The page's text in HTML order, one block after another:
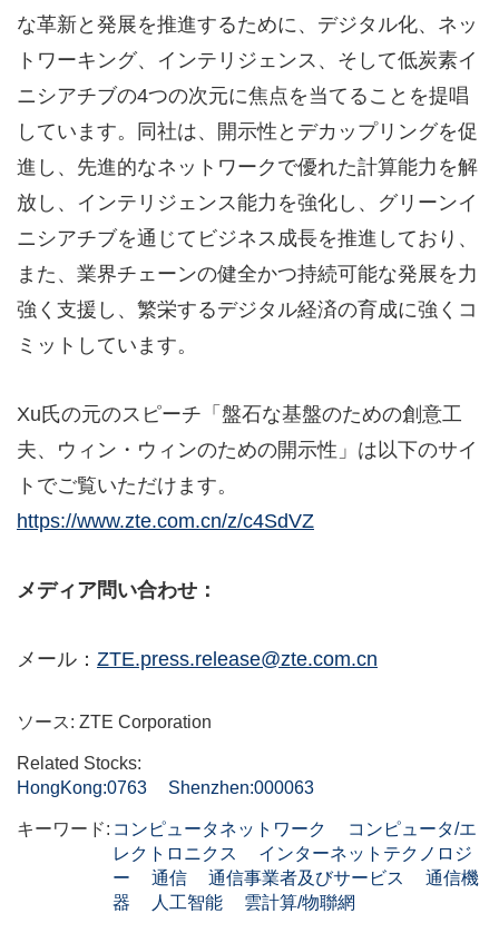
な革新と発展を推進するために、デジタル化、ネッ
トワーキング、インテリジェンス、そして低炭素イ
ニシアチブの4つの次元に焦点を当てることを提唱
しています。同社は、開示性とデカップリングを促
進し、先進的なネットワークで優れた計算能力を解
放し、インテリジェンス能力を強化し、グリーンイ
ニシアチブを通じてビジネス成長を推進しており、
また、業界チェーンの健全かつ持続可能な発展を力
強く支援し、繁栄するデジタル経済の育成に強くコ
ミットしています。
Xu氏の元のスピーチ「盤石な基盤のための創意工
夫、ウィン・ウィンのための開示性」は以下のサイ
トでご覧いただけます。
https://www.zte.com.cn/z/c4SdVZ
メディア問い合わせ：
メール： ZTE.press.release@zte.com.cn
ソース: ZTE Corporation
Related Stocks:
HongKong:0763
Shenzhen:000063
キーワード: コンピュータネットワーク
コンピュータ/エ
レクトロニクス
インターネットテクノロジ
ー
通信 通信事業者及びサービス
通信機
器
人工智能 雲計算/物聯網